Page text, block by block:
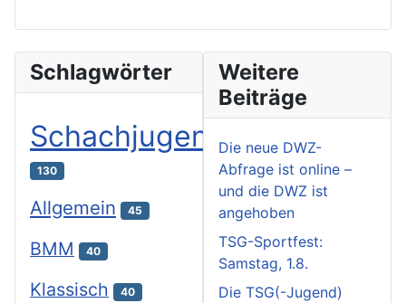
Schlagwörter
Schachjugend
130
Allgemein 45
BMM 40
Klassisch 40
Weitere
Beiträge
Die neue DWZ-
Abfrage ist online –
und die DWZ ist
angehoben
TSG-Sportfest:
Samstag, 1.8.
Die TSG(-Jugend)